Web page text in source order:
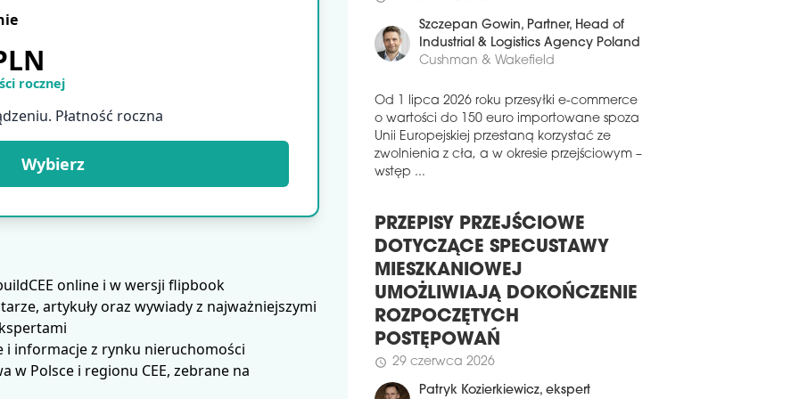
rocznej
Płatność roczna
Wybierz
online i w wersji flipbook
artykuły oraz wywiady z najważniejszymi
i informacje z rynku nieruchomości
w Polsce i regionu CEE, zebrane na
powierzchni dystrybucyjnej w nowo
wybudowanym magazynie na terenie
kompleksu CTPark Louny II w Czechach.
schedule 30 lipca 2026
BYDGOSZCZY
Firma CTP ogłosiła start nowej inwestycji o
nazwie CTPark Bydgoszcz. Nowoczesny
kompleks przemysłowo-logistyczny zaoferuje
zaplanowano na najbliższe miesiące.
schedule 29 lipca 2026
MICROHARVEST WYBUDUJE
PIERWSZĄ W EUROPIE FABRYKĘ
BIAŁKA MIKROBIOLOGICZNEGO
Firma MicroHarvest planuje budowę
innowacyjnego zakładu produkcji białka
mikrobiologicznego w niemieckiej
miejscowości Leuna. Będzie to pierwsza
30 czerwca 2026
Szczepan Gowin, Partner, Head of
Industrial & Logistics Agency Poland
Od 1 lipca 2026 roku przesyłki e-commerce
o wartości do 150 euro importowane spoza
Unii Europejskiej przestaną korzystać ze
zwolnienia z cła, a w okresie przejściowym –
PRZEPISY PRZEJŚCIOWE
DOTYCZĄCE SPECUSTAWY
MIESZKANIOWEJ
UMOŻLIWIAJĄ DOKOŃCZENIE
ROZPOCZĘTYCH
POSTĘPOWAŃ
schedule 29 czerwca 2026